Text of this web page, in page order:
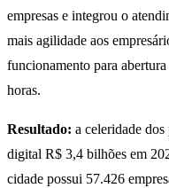
empresas e integrou o
mais agilidade aos
funcionamento para
horas.
Resultado: a celeridade
digital R$ 3,4 bilhões em
cidade possui 57.426